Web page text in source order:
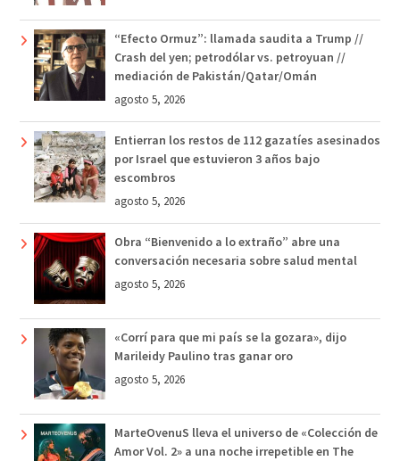
“Efecto Ormuz”: llamada saudita a Trump //
Crash del yen; petrodólar vs. petroyuan //
mediación de Pakistán/Qatar/Omán
agosto 5, 2026
Entierran los restos de 112 gazatíes asesinados
por Israel que estuvieron 3 años bajo
escombros
agosto 5, 2026
Obra “Bienvenido a lo extraño” abre una
conversación necesaria sobre salud mental
agosto 5, 2026
«Corrí para que mi país se la gozara», dijo
Marileidy Paulino tras ganar oro
agosto 5, 2026
MarteOvenuS lleva el universo de «Colección de
Amor Vol. 2» a una noche irrepetible en The